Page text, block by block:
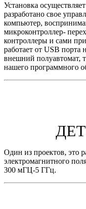
Установка
разработано свое
компьютер,
микроконтроллер-
контроллеры и сами
работает от USB порта
внешний полуавтомат,
нашего программного
Один из проектов, это
электромагнитного
300 мГЦ-5 ГГц.